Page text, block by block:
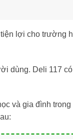
lợi cho trường
dùng. Deli 117
và gia đình